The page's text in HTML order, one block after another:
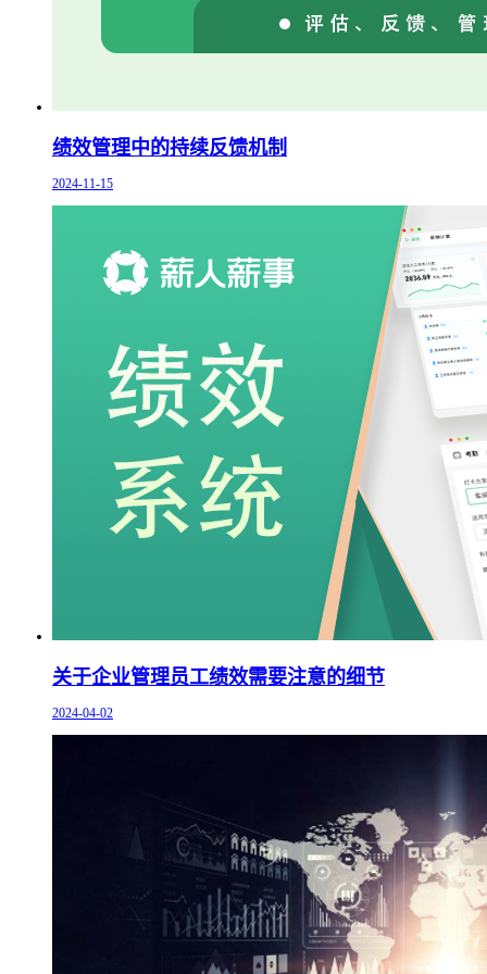
绩效管理中的持续反馈机制
2024-11-15
关于企业管理员工绩效需要注意的细节
2024-04-02